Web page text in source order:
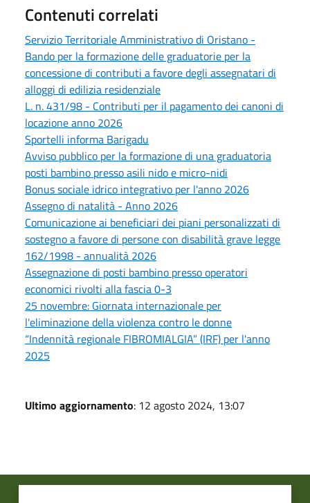
Contenuti correlati
Servizio Territoriale Amministrativo di Oristano -
Bando per la formazione delle graduatorie per la
concessione di contributi a favore degli assegnatari di
alloggi di edilizia residenziale
L. n. 431/98 - Contributi per il pagamento dei canoni di
locazione anno 2026
Sportelli informa Barigadu
Avviso pubblico per la formazione di una graduatoria
posti bambino presso asili nido e micro-nidi
Bonus sociale idrico integrativo per l'anno 2026
Assegno di natalità - Anno 2026
Comunicazione ai beneficiari dei piani personalizzati di
sostegno a favore di persone con disabilità grave legge
162/1998 - annualità 2026
Assegnazione di posti bambino presso operatori
economici rivolti alla fascia 0-3
25 novembre: Giornata internazionale per
l'eliminazione della violenza contro le donne
“Indennità regionale FIBROMIALGIA” (IRF) per l'anno
2025
Ultimo aggiornamento: 12 agosto 2024, 13:07